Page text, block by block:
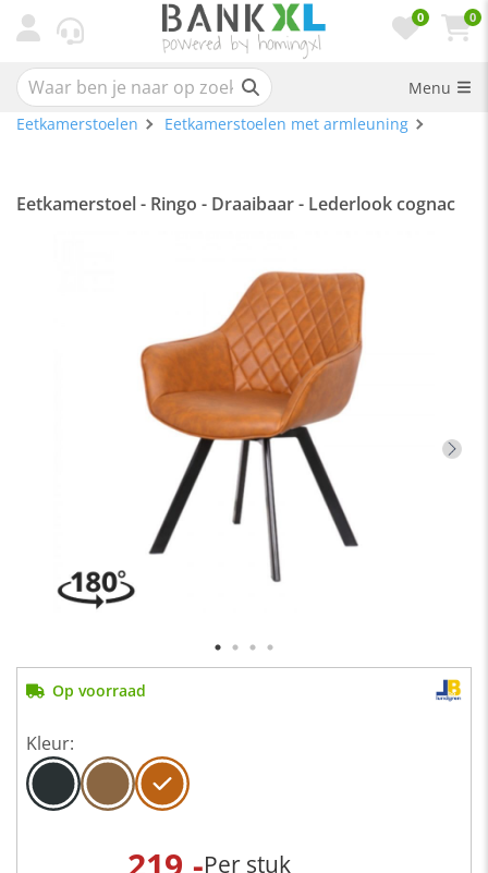
0 0
Menu
Eetkamerstoelen
Eetkamerstoelen met armleuning
Eetkamerstoel - Ringo - Draaibaar - Lederlook cognac
Op voorraad
Kleur:
Per stuk